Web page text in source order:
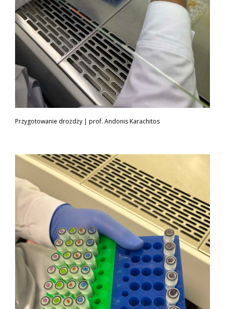
Przygotowanie drożdży | prof. Andonis Karachitos